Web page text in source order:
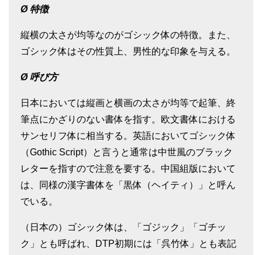
Ø 特徴
縦横の太さが均等なのがゴシック体の特徴。また、
ゴシック体はその性質上、男性的な印象を与える。
Ø 呼び方
日本においては縦画と横画の太さが均等で起筆、終
筆点にかざりのない書体を指す。欧文書体における
サンセリフ体に相当する。英語においてゴシック体
（Gothic Script）と言うと通常は中世風のブラック
レターを指すので注意を要する。中国組版において
は、同様の漢字書体を「黒体（ヘイティ）」と呼ん
でいる。
（日本の）ゴシック体は、「ゴジック」「ゴチッ
ク」とも呼ばれ、DTP初期には「呉竹体」とも表記